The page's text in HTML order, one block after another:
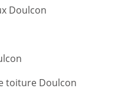
Doulcon
toiture Doulcon